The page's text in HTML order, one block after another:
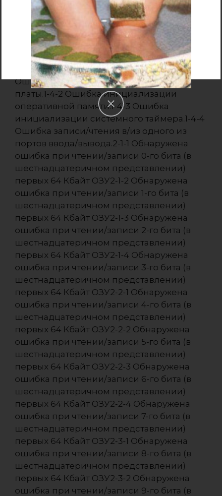
платы.1-2-2 или 1-2-3 Ошибка
инициализации контроллера DMA.1-3-1
Ошибка инициализации схемы
регенерации оперативной памяти.1-3-3
или 1-3-4 Ошибка инициализации первых
64 Кбайт оперативной памяти.1-4-1
Ошибка инициализации материнской
платы.1-4-2 Ошибка инициализации
оперативной памяти.1-4-3 Ошибка
инициализации системного таймера.1-4-4
Ошибка записи/чтения в/из одного из
портов ввода/вывода.2-1-1 Обнаружена
ошибка при чтении/записи 0-го бита (в
шестнадцатеричном представлении)
первых 64 Кбайт ОЗУ2-1-2 Обнаружена
ошибка при чтении/записи 1-го бита (в
шестнадцатеричном представлении)
первых 64 Кбайт ОЗУ2-1-3 Обнаружена
ошибка при чтении/записи 2-го бита (в
шестнадцатеричном представлении)
первых 64 Кбайт ОЗУ2-1-4 Обнаружена
ошибка при чтении/записи 3-го бита (в
шестнадцатеричном представлении)
первых 64 Кбайт ОЗУ2-2-1 Обнаружена
ошибка при чтении/записи 4-го бита (в
шестнадцатеричном представлении)
первых 64 Кбайт ОЗУ2-2-2 Обнаружена
ошибка при чтении/записи 5-го бита (в
шестнадцатеричном представлении)
первых 64 Кбайт ОЗУ2-2-3 Обнаружена
ошибка при чтении/записи 6-го бита (в
шестнадцатеричном представлении)
первых 64 Кбайт ОЗУ2-2-4 Обнаружена
ошибка при чтении/записи 7-го бита (в
шестнадцатеричном представлении)
первых 64 Кбайт ОЗУ2-3-1 Обнаружена
ошибка при чтении/записи 8-го бита (в
шестнадцатеричном представлении)
первых 64 Кбайт ОЗУ2-3-2 Обнаружена
ошибка при чтении/записи 9-го бита (в
Этот трюк уничтожает грибок за 5 дней!